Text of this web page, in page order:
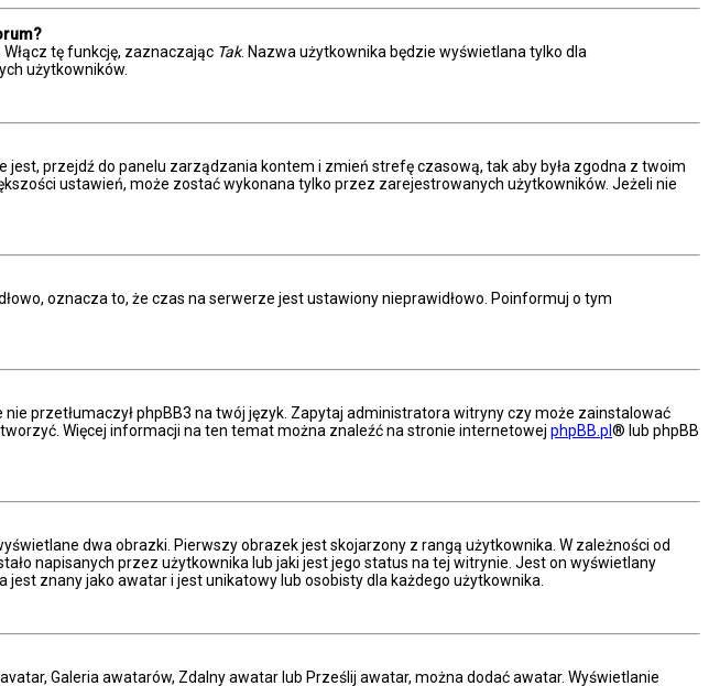
Włącz tę funkcję, zaznaczając Tak. Nazwa użytkownika będzie wyświetlana tylko dla
użytkowników.
przejdź do panelu zarządzania kontem i zmień strefę czasową, tak aby była zgodna z twoim
ustawień, może zostać wykonana tylko przez zarejestrowanych użytkowników. Jeżeli nie
oznacza to, że czas na serwerze jest ustawiony nieprawidłowo. Poinformuj o tym
przetłumaczył phpBB3 na twój język. Zapytaj administratora witryny czy może zainstalować
Więcej informacji na ten temat można znaleźć na stronie internetowej phpBB.pl® lub phpBB
dwa obrazki. Pierwszy obrazek jest skojarzony z rangą użytkownika. W zależności od
napisanych przez użytkownika lub jaki jest jego status na tej witrynie. Jest on wyświetlany
znany jako awatar i jest unikatowy lub osobisty dla każdego użytkownika.
Galeria awatarów, Zdalny awatar lub Prześlij awatar, można dodać awatar. Wyświetlanie